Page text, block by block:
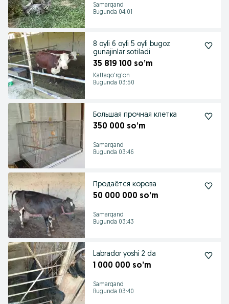
Samarqand
Bugunda 04:01
8 oyli 6 oyli 5 oyli bugoz
gunajinlar sotiladi
35 819 100 so’m
Kattaqo'rg'on
Bugunda 03:50
Большая прочная клетка
350 000 so’m
Samarqand
Bugunda 03:46
Продаётся корова
50 000 000 so’m
Samarqand
Bugunda 03:43
Labrador yoshi 2 da
1 000 000 so’m
Samarqand
Bugunda 03:40